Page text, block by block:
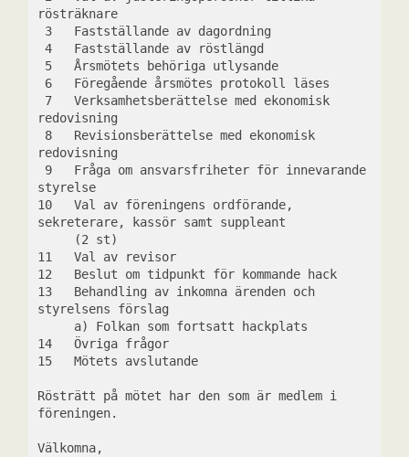
rösträknare
3   Fastställande av dagordning
4   Fastställande av röstlängd
5   Årsmötets behöriga utlysande
6   Föregående årsmötes protokoll läses
redovisning
redovisning
styrelse
10   Val av föreningens ordförande,
sekreterare, kassör samt suppleant
     (2 st)
11   Val av revisor
12   Beslut om tidpunkt för kommande hack
13   Behandling av inkomna ärenden och
styrelsens förslag
     a) Folkan som fortsatt hackplats
14   Övriga frågor
15   Mötets avslutande
Rösträtt på mötet har den som är medlem i
föreningen.
Välkomna,